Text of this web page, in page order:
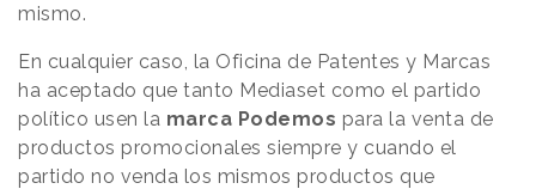
mismo.
En cualquier caso, la Oficina de Patentes y Marcas
ha aceptado que tanto Mediaset como el partido
político usen la marca Podemos para la venta de
productos promocionales siempre y cuando el
partido no venda los mismos productos que